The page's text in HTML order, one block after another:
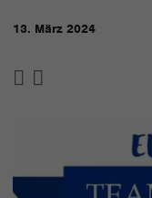
13. März 2024